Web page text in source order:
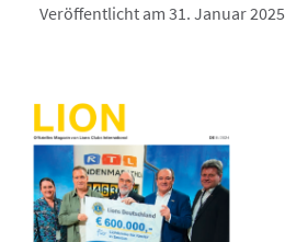
Veröffentlicht am 31. Januar 2025